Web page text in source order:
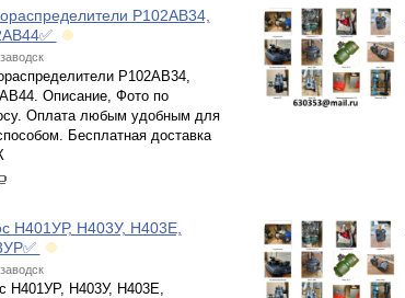
Р102АВ34,
Р102АВ34,
Описание, Фото по
Оплата любым удобным для
Бесплатная доставка
Н401УР, Н403У, Н403Е,
Н401УР, Н403У, Н403Е,